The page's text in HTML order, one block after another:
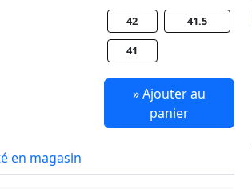
42 41.5
41
» Ajouter au
panier
en magasin